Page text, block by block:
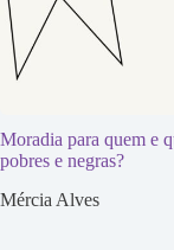
Moradia para quem e
pobres e negras?
Mércia Alves